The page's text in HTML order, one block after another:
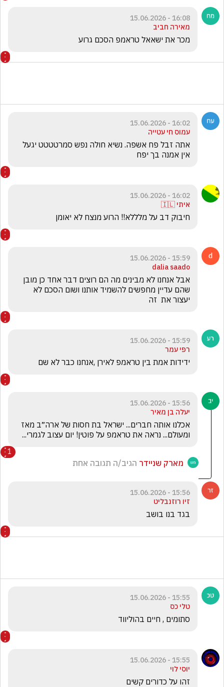
16:08 - 15.06.2026
מאירה חביב
מכר את ישאאל טראמפ הסכם גרוע
16:02 - 15.06.2026
עמוס חי עטייה
אין אמנה בך יפח
16:02 - 15.06.2026
איתי 🇮🇱
חיבוק דב על מלללא!! הרוע מנצח לא יאומן
15:59 - 15.06.2026
dalia saado
יעצור את  זה
15:59 - 15.06.2026
רפי עמר
ידידות אמת בין טראמפ לאירן ,אנחנו כבר לא שם
15:56 - 15.06.2026
יעלה בן מאיר
ומעולם... נראה את טראמפ על פוטין! יום עצוב לגמרי...
1
מארק שניידר הגיב/ה תגובה אחת
15:56 - 15.06.2026
זיו רוזנבליט
בגד בנו בושב
15:55 - 15.06.2026
טלי כס
סתומים , חיים בהוליווד
15:55 - 15.06.2026
יוסי לוי
זהו על כדורים קשים